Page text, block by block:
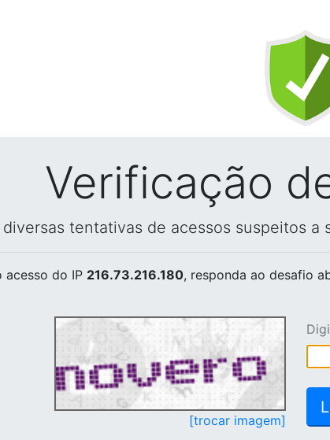
Verificação
tentativas de acessos suspeitos a
acesso do IP 216.73.216.180, responda ao desafio
[trocar imagem]